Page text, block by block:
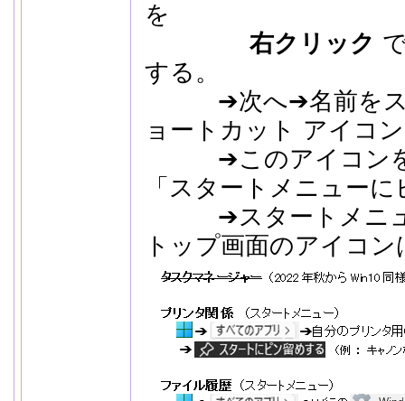
を
右クリック
する。
➔次へ➔名前をス
ョートカット アイコ
➔このアイコン
「スタートメニュー
➔スタートメニュ
トップ画面のアイコ